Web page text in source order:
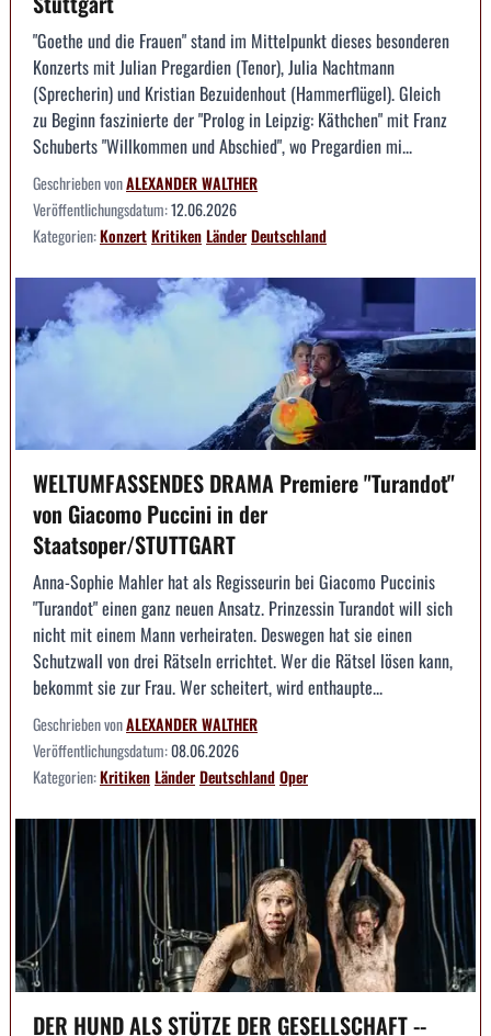
"Goethe und die Frauen" stand im Mittelpunkt dieses besonderen
Konzerts mit Julian Pregardien (Tenor), Julia Nachtmann
(Sprecherin) und Kristian Bezuidenhout (Hammerflügel). Gleich
zu Beginn faszinierte der "Prolog in Leipzig: Käthchen" mit Franz
Schuberts "Willkommen und Abschied", wo Pregardien mi...
Geschrieben vonALEXANDER WALTHER
Veröffentlichungsdatum:12.06.2026
Kategorien:KonzertKritikenLänderDeutschland
WELTUMFASSENDES DRAMA Premiere "Turandot"
von Giacomo Puccini in der
Staatsoper/STUTTGART
Anna-Sophie Mahler hat als Regisseurin bei Giacomo Puccinis
"Turandot" einen ganz neuen Ansatz. Prinzessin Turandot will sich
nicht mit einem Mann verheiraten. Deswegen hat sie einen
Schutzwall von drei Rätseln errichtet. Wer die Rätsel lösen kann,
bekommt sie zur Frau. Wer scheitert, wird enthaupte...
Geschrieben vonALEXANDER WALTHER
Veröffentlichungsdatum:08.06.2026
Kategorien:KritikenLänderDeutschlandOper
DER HUND ALS STÜTZE DER GESELLSCHAFT --